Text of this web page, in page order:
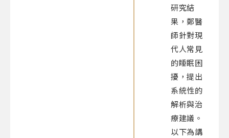
研究結
果，鄭醫
師針對現
代人常見
的睡眠困
擾，提出
系統性的
解析與治
療建議。
以下為講